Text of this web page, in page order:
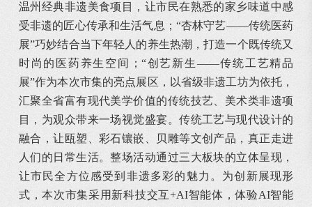
温州经典非遗美食项目，让市民在熟悉的家乡味道中感
受非遗的匠心传承和生活气息；“杏林守艺——传统医药
展”巧妙结合当下年轻人的养生热潮，打造一个既传统又
时尚的医药养生空间；“创艺新生——传统工艺精品
展”作为本次市集的亮点展区，以省级非遗工坊为依托，
汇聚全省富有现代美学价值的传统技艺、美术类非遗项
目，为观众带来一场视觉盛宴。传统工艺与现代设计的
融合，让瓯塑、彩石镶嵌、贝雕等文创产品，真正走进
人们的日常生活。整场活动通过三大板块的立体呈现，
让市民全方位感受到非遗多彩的魅力。为创新展现形
式，本次市集采用新科技交互+AI智能体，体验AI智能